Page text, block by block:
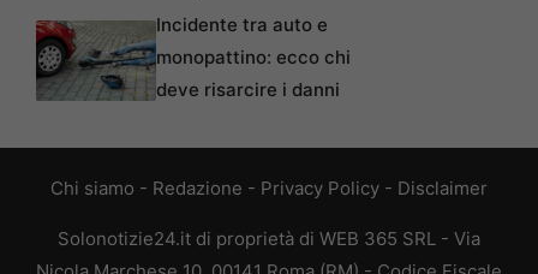
Incidente tra auto e
monopattino: ecco chi
deve risarcire i danni
Chi siamo - Redazione - Privacy Policy - Disclaimer
Solonotizie24.it di proprietà di WEB 365 SRL - Via